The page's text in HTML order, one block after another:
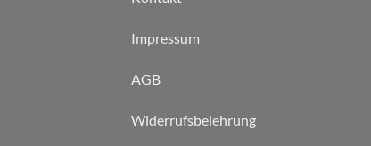
Impressum
AGB
Widerrufsbelehrung